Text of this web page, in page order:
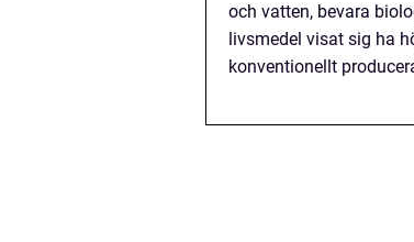
och vatten, bevara
livsmedel visat sig ha
konventionellt